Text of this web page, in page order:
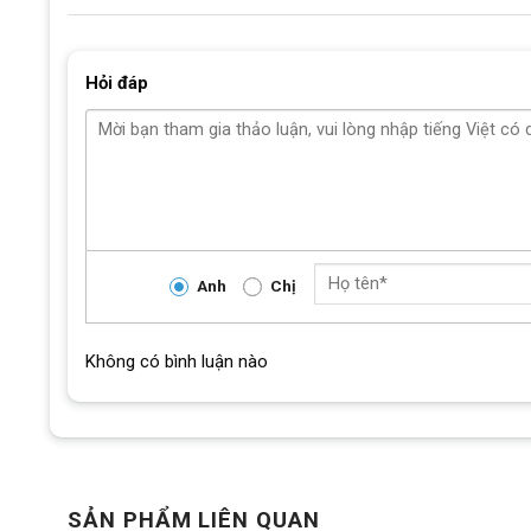
Hỏi đáp
Anh Chị
Không có bình luận nào
SẢN PHẨM LIÊN QUAN